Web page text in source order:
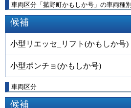
車両区分「菰野町かもしか号」の車両種別
候補
小型リエッセ_リフト(かもしか号)
小型ポンチョ(かもしか号)
車両区分
候補